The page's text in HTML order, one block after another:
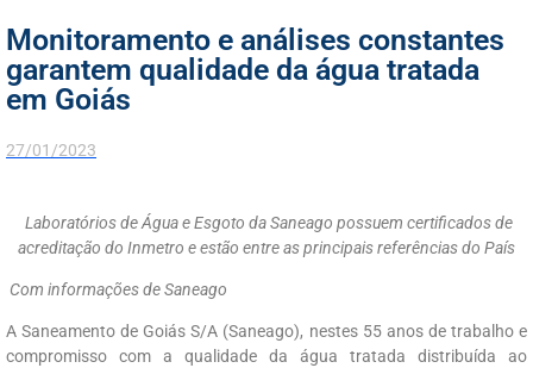
Monitoramento e análises constantes
garantem qualidade da água tratada
em Goiás
27/01/2023
Laboratórios de Água e Esgoto da Saneago possuem certificados de
acreditação do Inmetro e estão entre as principais referências do País
Com informações de Saneago
A Saneamento de Goiás S/A (Saneago), nestes 55 anos de trabalho e
compromisso com a qualidade da água tratada distribuída ao